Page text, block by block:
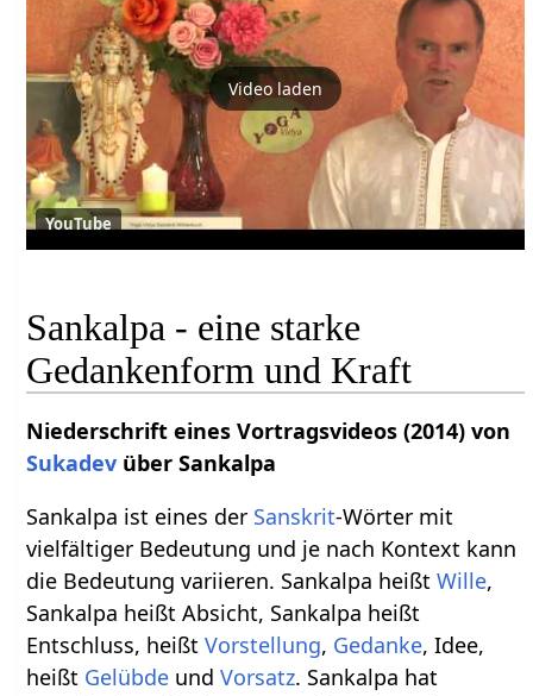
Video laden
YouTube
Sankalpa - eine starke
Gedankenform und Kraft
Niederschrift eines Vortragsvideos (2014) von
Sukadev über Sankalpa
Sankalpa ist eines der Sanskrit-Wörter mit
vielfältiger Bedeutung und je nach Kontext kann
die Bedeutung variieren. Sankalpa heißtWille,
Sankalpa heißt Absicht, Sankalpa heißt
Entschluss, heißtVorstellung, Gedanke, Idee,
heißt Gelübde undVorsatz. Sankalpa hat